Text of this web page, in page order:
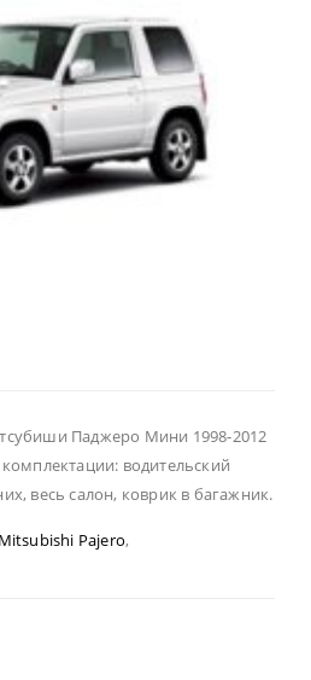
Паджеро Мини 1998-2012
водительский
весь салон, коврик в багажник.
Pajero,